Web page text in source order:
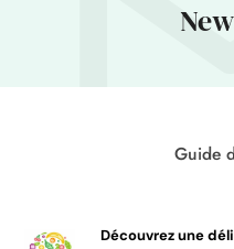
Guide
Découvrez une